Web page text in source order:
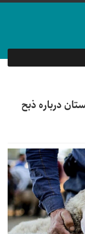
درباره ذبح